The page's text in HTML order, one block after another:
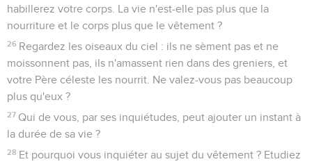
habillerez votre corps. La vie n'est-elle pas plus que la
nourriture et le corps plus que le vêtement ?
26 Regardez les oiseaux du ciel : ils ne sèment pas et ne
moissonnent pas, ils n'amassent rien dans des greniers, et
votre Père céleste les nourrit. Ne valez-vous pas beaucoup
plus qu'eux ?
27 Qui de vous, par ses inquiétudes, peut ajouter un instant à
la durée de sa vie ?
28 Et pourquoi vous inquiéter au sujet du vêtement ? Etudiez